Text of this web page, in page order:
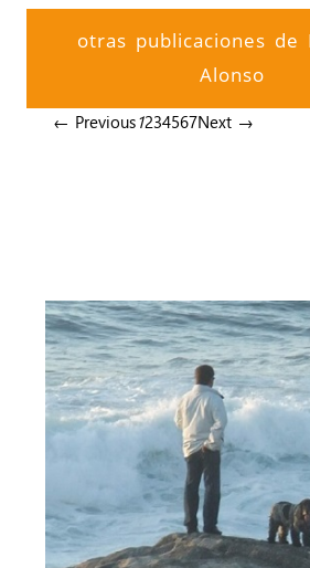
otras publicaciones de
Alonso
← Previous1234567Next →